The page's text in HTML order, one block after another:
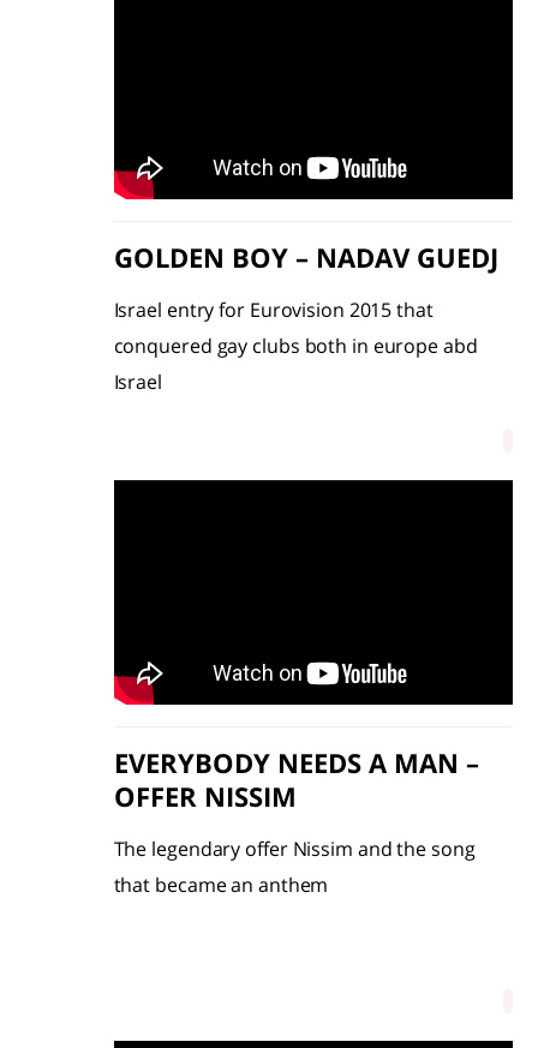
GOLDEN BOY – NADAV GUEDJ
Israel entry for Eurovision 2015 that
conquered gay clubs both in europe abd
Israel
EVERYBODY NEEDS A MAN –
OFFER NISSIM
The legendary offer Nissim and the song
that became an anthem